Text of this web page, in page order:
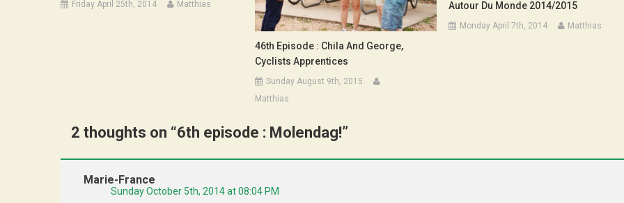
Friday April 25th, 2014 Matthias
46th Episode : Chila And George,
Cyclists Apprentices
Sunday August 9th, 2015
Matthias
Autour Du Monde 2014/2015
Monday April 7th, 2014 Matthias
2 thoughts on “6th episode : Molendag!”
Marie-France
Sunday October 5th, 2014 at 08:04 PM